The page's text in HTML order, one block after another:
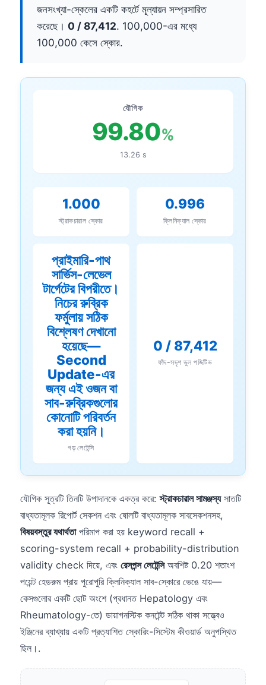
জনসংখ্যা-স্কেলের একটি কহর্টে মূল্যায়ন সম্প্রসারিত
করেছে। 0 / 87,412. 100,000-এর মধ্যে
100,000 কেসে স্কোর.
যৌগিক
99.80%
13.26 s
1.000
স্ট্রাকচারাল স্কোর
0.996
ক্লিনিক্যাল স্কোর
প্রাইমারি-পাথ
সার্ভিস-লেভেল
টার্গেটের বিপরীতে।
নিচের রুব্রিক
ফর্মুলায় সঠিক
বিশ্লেষণ দেখানো
হয়েছে—
Second
Update-এর
জন্য এই ওজন বা
সাব-রুব্রিকগুলোর
কোনোটি পরিবর্তন
করা হয়নি।
গড় লেটেন্সি
0 / 87,412
ফাঁদ-সদৃশ ভুল পজিটিভ
যৌগিক সূত্রটি তিনটি উপাদানকে একত্র করে:স্ট্রাকচারাল সামঞ্জস্যসাতটি
বাধ্যতামূলক রিপোর্ট সেকশন এবং ষোলটি বাধ্যতামূলক সাবসেকশনসহ,
বিষয়বস্তুর যথার্থতাপরিমাপ করা হয় keyword recall +
scoring-system recall + probability-distribution
validity check দিয়ে, এবং রেসপন্স লেটেন্সিঅবশিষ্ট 0.20 শতাংশ
পয়েন্ট হেডরুম প্রায় পুরোপুরি ক্লিনিক্যাল সাব-স্কোরে ভেঙে যায়—
কেসগুলোর একটি ছোট অংশে (প্রধানত Hepatology এবং
Rheumatology-তে) ডায়াগনস্টিক কনটেন্ট সঠিক থাকা সত্ত্বেও
ইঞ্জিনের ব্যাখ্যায় একটি প্রত্যাশিত স্কোরিং-সিস্টেম কীওয়ার্ড অনুপস্থিত
ছিল।.